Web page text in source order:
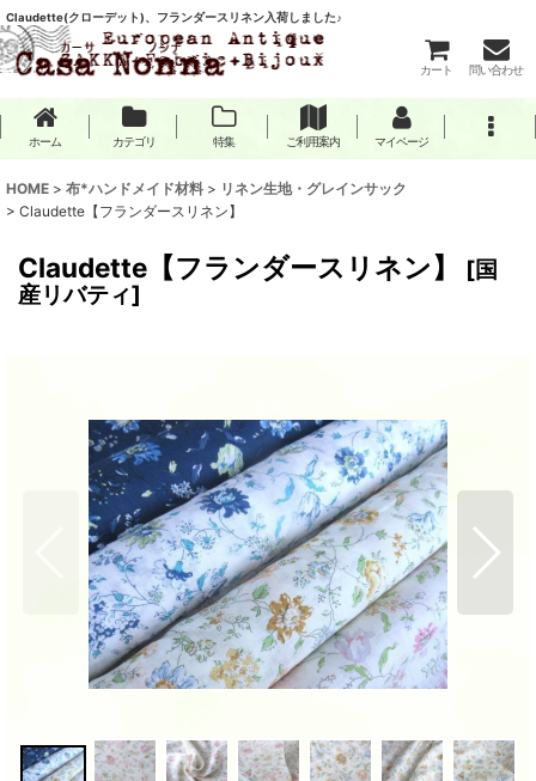
Claudette(クローデット)、フランダースリネン入荷しました♪
カート 問い合わせ
ホーム カテゴリ 特集 ご利用案内 マイページ
HOME > 布*ハンドメイド材料 > リネン生地・グレインサック
> Claudette【フランダースリネン】
Claudette【フランダースリネン】 [国
産リバティ]